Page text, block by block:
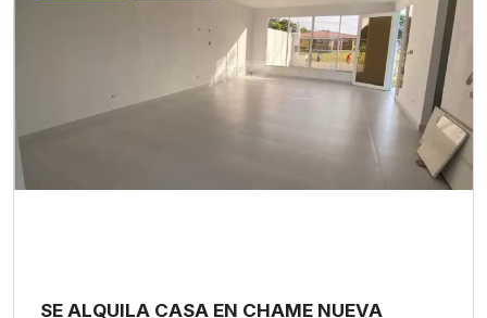
SE ALQUILA CASA EN CHAME NUEVA